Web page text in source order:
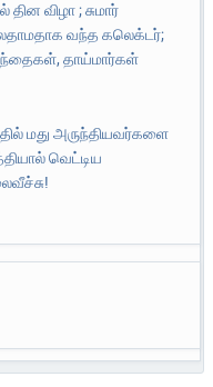
விழா ; சுமார்
வந்த கலெக்டர்;
தாய்மார்கள்
மது அருந்தியவர்களை
வெட்டிய